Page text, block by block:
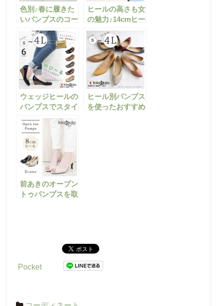
色別♪春に履きた
いパンプスのコー
デ術を徹底公開♪
ヒールの高さも女
の魅力♪14cmヒー
ルパンプスをカッ
コよく履きこなす
ワザ
ウェッジヒールの
パンプスでスタイ
ルアップ♡楽ちん
にオシャレできる
コーデまとめ
ヒール別パンプス
を使ったおすすめ
前あきのオープン
トゥパンプスを取
Pocket